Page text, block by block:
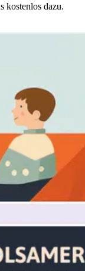
kostenlos dazu.